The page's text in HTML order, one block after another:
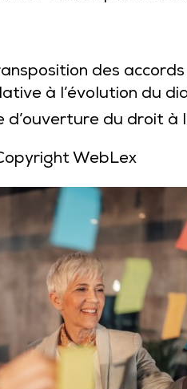
des
à l’évolution du
du droit
WebLex